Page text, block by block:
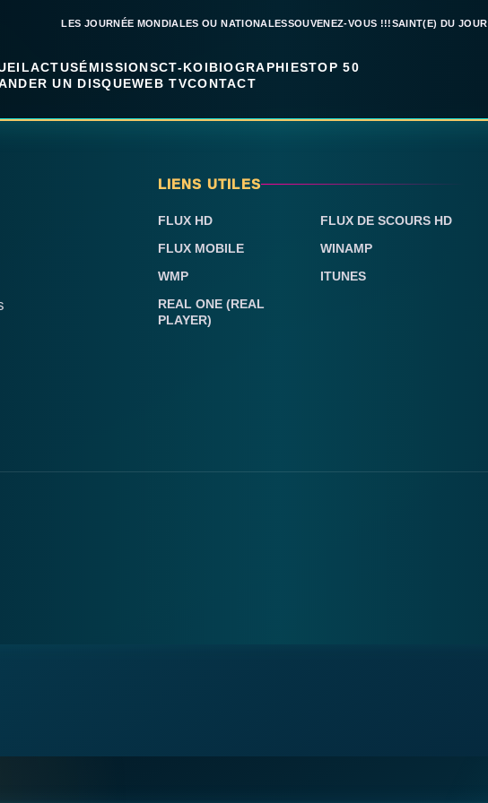
LES JOURNÉE MONDIALES OU NATIONALESSOUVENEZ-VOUS !!!SAINT(E) DU JOUR
ACTUSÉMISSIONSCT-KOIBIOGRAPHIESTOP 50
UN DISQUEWEB TVCONTACT
LIENS UTILES
FLUX HD
FLUX DE SCOURS HD
FLUX MOBILE
WINAMP
WMP
ITUNES
REAL ONE (REAL
PLAYER)